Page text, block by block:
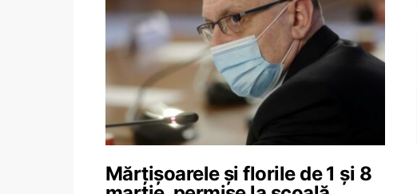
Mărțișoarele și florile de 1 și 8